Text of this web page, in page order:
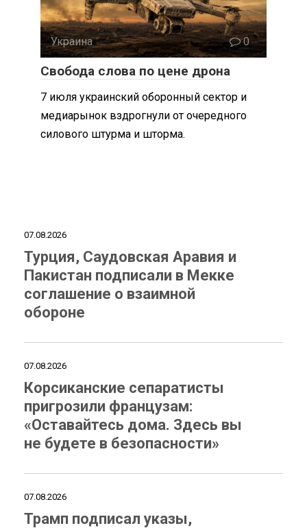
Украина 0
Свобода слова по цене дрона
7 июля украинский оборонный сектор и
медиарынок вздрогнули от очередного
силового штурма и шторма.
07.08.2026
Турция, Саудовская Аравия и
Пакистан подписали в Мекке
соглашение о взаимной
обороне
07.08.2026
Корсиканские сепаратисты
пригрозили французам:
«Оставайтесь дома. Здесь вы
не будете в безопасности»
07.08.2026
Трамп подписал указы,